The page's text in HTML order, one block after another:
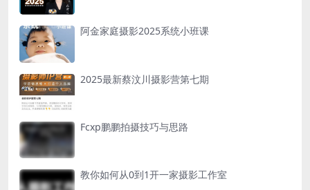
阿金家庭摄影2025系统小班课
2025最新蔡汶川摄影营第七期
Fcxp鹏鹏拍摄技巧与思路
教你如何从0到1开一家摄影工作室